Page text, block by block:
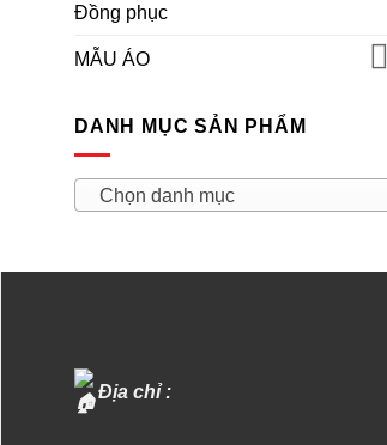
Đồng phục
MẪU ÁO
DANH MỤC SẢN PHẨM
Chọn danh mục
Địa chỉ :